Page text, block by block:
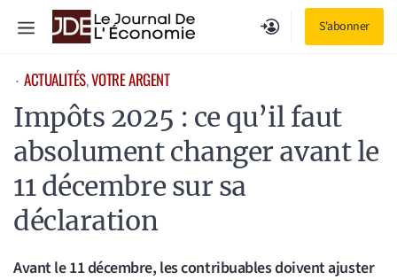
S'abonner
Menu
⋅ ACTUALITÉS, VOTRE ARGENT
Impôts 2025 : ce qu’il faut
absolument changer avant le
11 décembre sur sa
déclaration
Avant le 11 décembre, les contribuables doivent ajuster